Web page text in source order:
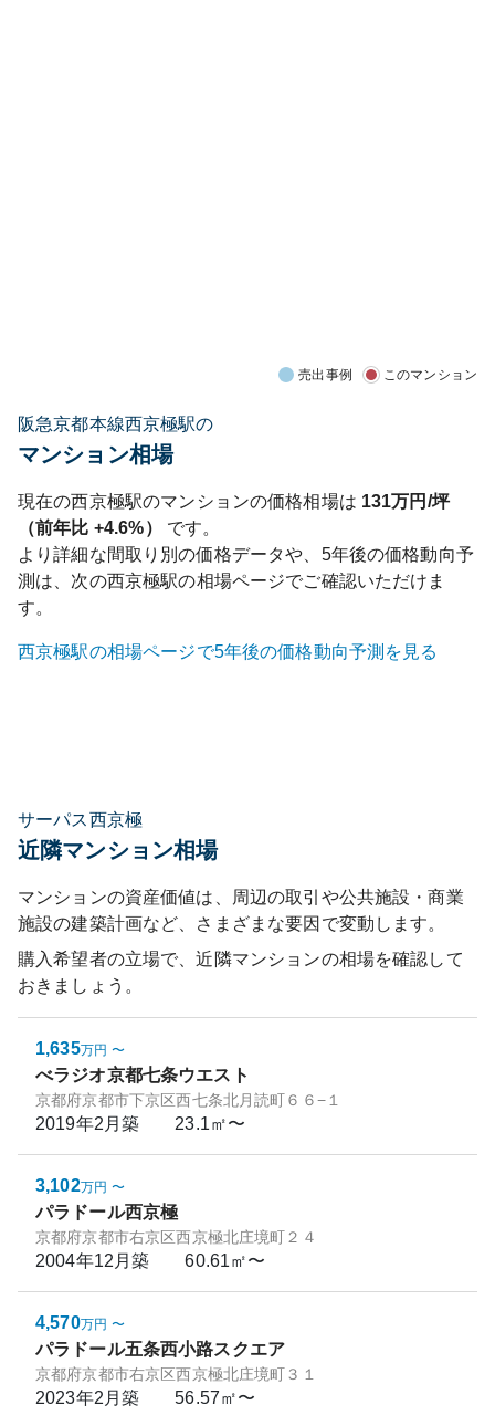
売出事例 このマンション
阪急京都本線西京極駅の
マンション相場
現在の西京極駅のマンションの価格相場は 131万円/坪
（前年比 +4.6%）
です。
より詳細な間取り別の価格データや、5年後の価格動向予
測は、次の西京極駅の相場ページでご確認いただけま
す。
西京極駅の相場ページで5年後の価格動向予測を見る
サーパス西京極
近隣マンション相場
マンションの資産価値は、周辺の取引や公共施設・商業
施設の建築計画など、さまざまな要因で変動します。
購入希望者の立場で、近隣マンションの相場を確認して
おきましょう。
1,635万円 〜
べラジオ京都七条ウエスト
京都府京都市下京区西七条北月読町６６−１
2019年2月築 23.1㎡〜
3,102万円 〜
パラドール西京極
京都府京都市右京区西京極北庄境町２４
2004年12月築 60.61㎡〜
4,570万円 〜
パラドール五条西小路スクエア
京都府京都市右京区西京極北庄境町３１
2023年2月築 56.57㎡〜